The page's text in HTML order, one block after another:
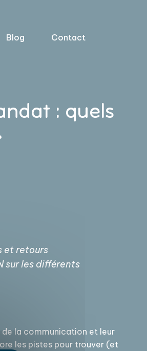
Blog Contact
: quels
et retours
sur les différents
la communication et leur
les pistes pour trouver (et